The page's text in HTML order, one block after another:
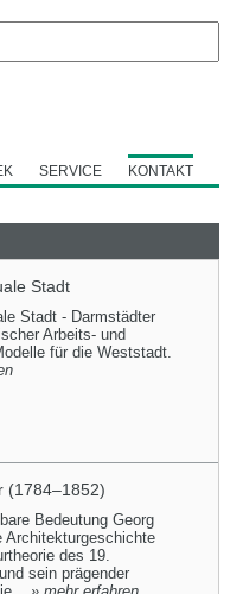
SERVICE KONTAKT
Stadt
Stadt - Darmstädter
Arbeits- und
für die Weststadt.
(1784–1852)
Bedeutung Georg
Architekturgeschichte
des 19.
sein prägender